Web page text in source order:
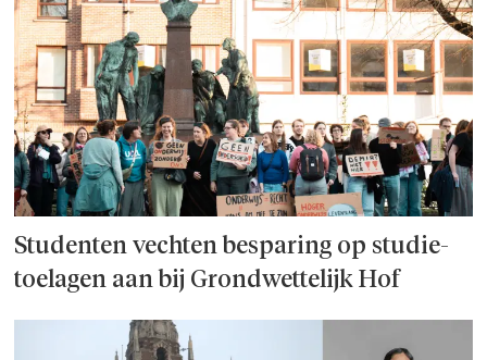
Studenten vechten besparing op studie­
toelagen aan bij Grondwettelijk Hof